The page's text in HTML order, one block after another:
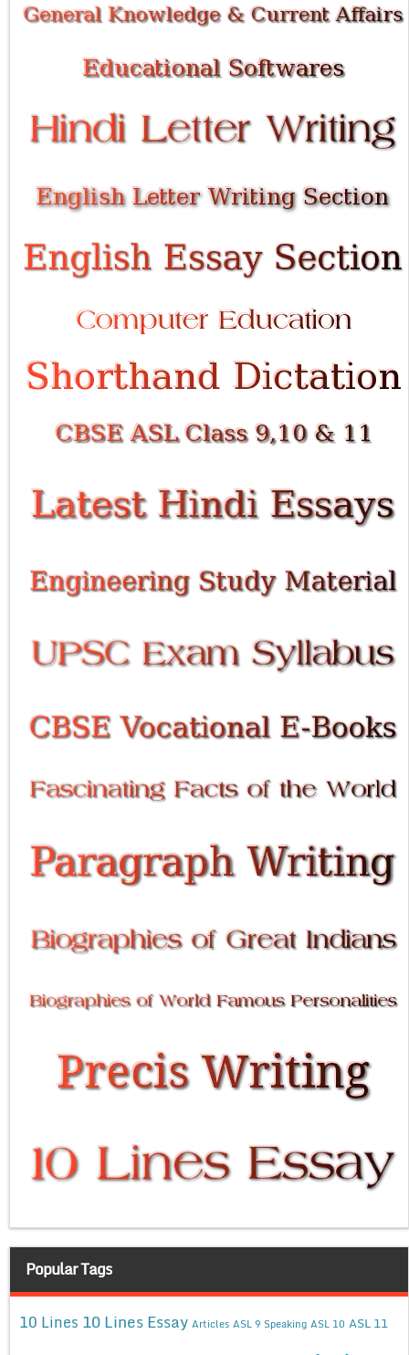
Popular Tags
10 Lines 10 Lines Essay Articles ASL 9 Speaking ASL 10 ASL 11